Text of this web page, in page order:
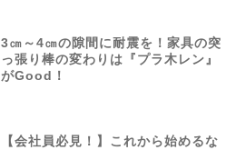
3㎝～4㎝の隙間に耐震を！家具の突
っ張り棒の変わりは『プラ木レン』
がGood！
【会社員必見！】これから始めるな